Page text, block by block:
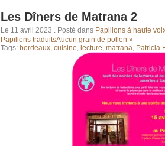
Les Dîners de Matrana 2
Le 11 avril 2023 . Posté dans Papillons à haute
Papillons traduitsAucun grain de pollen »
Tags: bordeaux, cuisine, lecture, matrana, Patricia